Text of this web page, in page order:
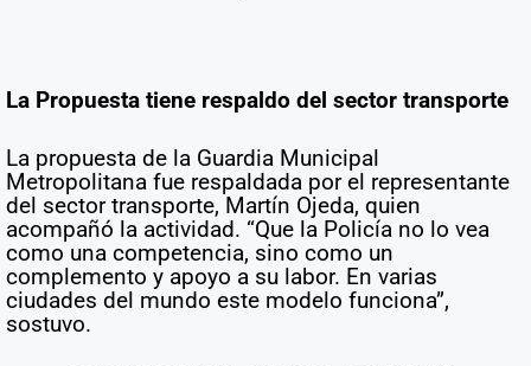
La Propuesta tiene respaldo del sector transporte
La propuesta de la Guardia Municipal
Metropolitana fue respaldada por el representante
del sector transporte, Martín Ojeda, quien
acompañó la actividad. “Que la Policía no lo vea
como una competencia, sino como un
complemento y apoyo a su labor. En varias
ciudades del mundo este modelo funciona”,
sostuvo.